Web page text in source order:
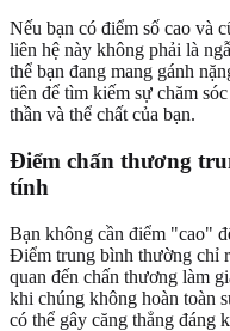
Nếu bạn có điểm số cao và
liên hệ này không phải là
thể bạn đang mang gánh
tiên để tìm kiếm sự chăm
thần và thể chất của bạn.
Điểm chấn thương
tính
Bạn không cần điểm "cao"
Điểm trung bình thường chỉ
quan đến chấn thương làm
khi chúng không hoàn toàn
có thể gây căng thẳng đáng